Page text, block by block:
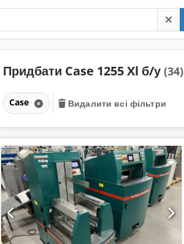
Придбати Case 1255 Xl б/у (34)
Case Видалити всі фільтри